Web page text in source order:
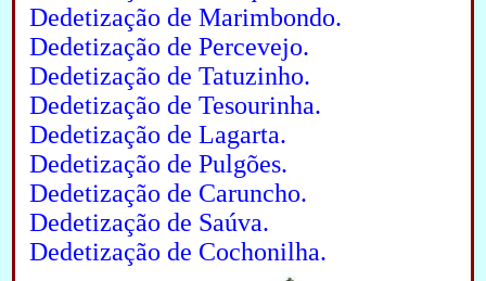
Dedetização de Marimbondo.
Dedetização de Percevejo.
Dedetização de Tatuzinho.
Dedetização de Tesourinha.
Dedetização de Lagarta.
Dedetização de Pulgões.
Dedetização de Caruncho.
Dedetização de Saúva.
Dedetização de Cochonilha.